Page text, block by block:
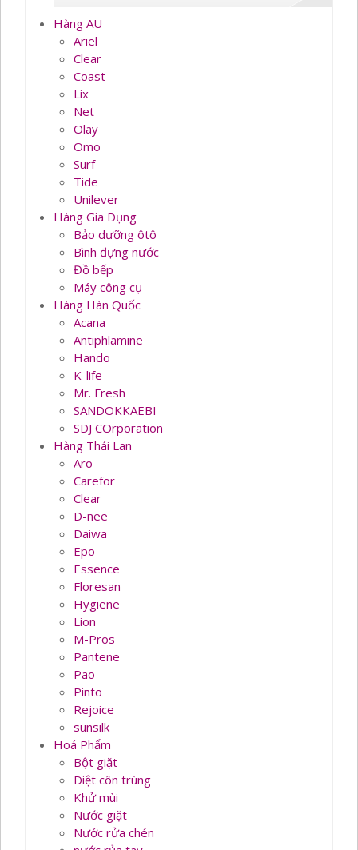
Hàng AU
Ariel
Clear
Coast
Lix
Net
Olay
Omo
Surf
Tide
Unilever
Hàng Gia Dụng
Bảo dưỡng ôtô
Bình đựng nước
Đồ bếp
Máy công cụ
Hàng Hàn Quốc
Acana
Antiphlamine
Hando
K-life
Mr. Fresh
SANDOKKAEBI
SDJ COrporation
Hàng Thái Lan
Aro
Carefor
Clear
D-nee
Daiwa
Epo
Essence
Floresan
Hygiene
Lion
M-Pros
Pantene
Pao
Pinto
Rejoice
sunsilk
Hoá Phẩm
Bột giặt
Diệt côn trùng
Khử mùi
Nước giặt
Nước rửa chén